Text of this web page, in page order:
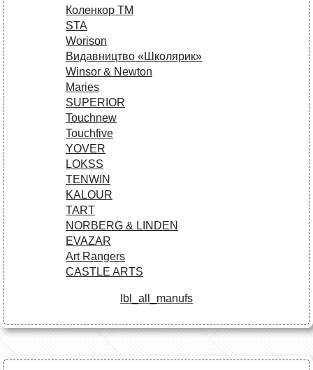
Коленкор ТМ
STA
Worison
Видавництво «Школярик»
Winsor & Newton
Maries
SUPERIOR
Touchnew
Touchfive
YOVER
LOKSS
TENWIN
KALOUR
TART
NORBERG & LINDEN
EVAZAR
Art Rangers
CASTLE ARTS
lbl_all_manufs